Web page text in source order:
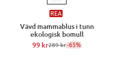
REA
Vävd mammablus i tunn
ekologisk bomull
99 kr289 kr-65%